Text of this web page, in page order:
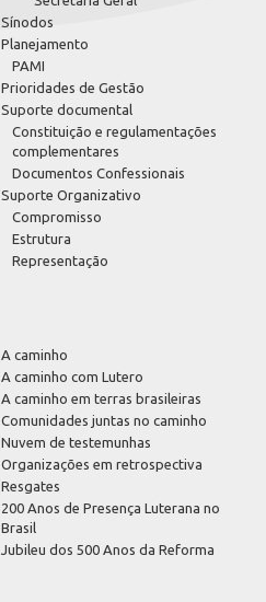
Sínodos
Planejamento
PAMI
Prioridades de Gestão
Suporte documental
Constituição e regulamentações
complementares
Documentos Confessionais
Suporte Organizativo
Compromisso
Estrutura
Representação
A caminho
A caminho com Lutero
A caminho em terras brasileiras
Comunidades juntas no caminho
Nuvem de testemunhas
Organizações em retrospectiva
Resgates
200 Anos de Presença Luterana no
Brasil
Jubileu dos 500 Anos da Reforma